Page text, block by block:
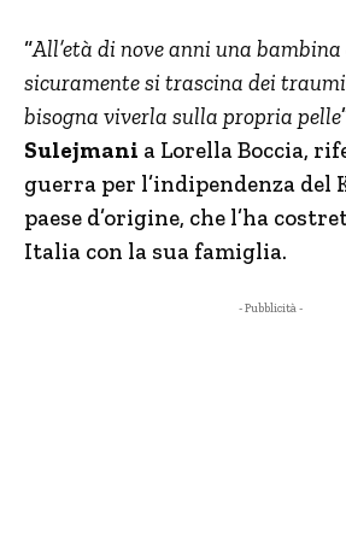
“All’età di nove anni una
sicuramente si trascina dei
bisogna viverla sulla propria pelle
Sulejmani a Lorella Boccia,
guerra per l’indipendenza del
paese d’origine, che l’ha
Italia con la sua famiglia.
- Pubblicità -